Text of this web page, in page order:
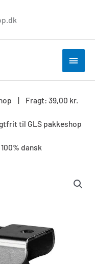
| Fragt: 39,00 kr.
til GLS pakkeshop
dansk